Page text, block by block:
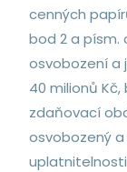
cenných
bod 2 a písm.
osvobození a
40 milionů
zdaňovací
osvobozený
uplatnitelnosti